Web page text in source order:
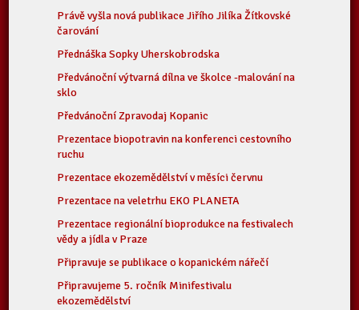
Právě vyšla nová publikace Jiřího Jilíka Žítkovské
čarování
Přednáška Sopky Uherskobrodska
Předvánoční výtvarná dílna ve školce -malování na
sklo
Předvánoční Zpravodaj Kopanic
Prezentace biopotravin na konferenci cestovního
ruchu
Prezentace ekozemědělství v měsíci červnu
Prezentace na veletrhu EKO PLANETA
Prezentace regionální bioprodukce na festivalech
vědy a jídla v Praze
Připravuje se publikace o kopanickém nářečí
Připravujeme 5. ročník Minifestivalu
ekozemědělství